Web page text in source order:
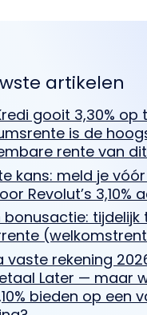
artikelen
gooit 3,30% op
is de
rente van
kans: meld je
Revolut’s 3,10%
bonusactie: tijdelijk
vaste rekening
Later — maar
bieden op een